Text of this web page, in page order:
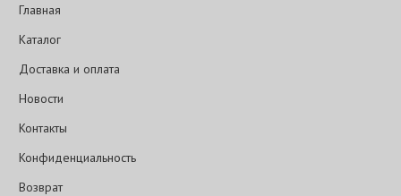
Главная
Каталог
Доставка и оплата
Новости
Контакты
Конфиденциальность
Возврат